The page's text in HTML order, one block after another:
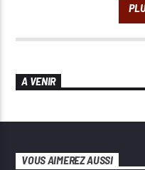
A VENIR
VOUS AIMEREZ AUSSI